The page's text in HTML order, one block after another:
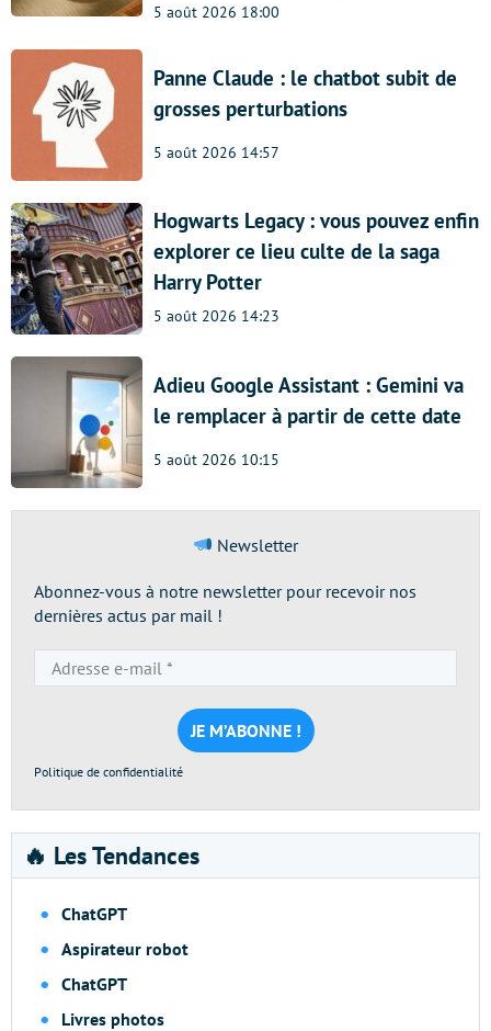
5 août 2026 18:00
Panne Claude : le chatbot subit de
grosses perturbations
5 août 2026 14:57
Hogwarts Legacy : vous pouvez enfin
explorer ce lieu culte de la saga
Harry Potter
5 août 2026 14:23
Adieu Google Assistant : Gemini va
le remplacer à partir de cette date
5 août 2026 10:15
Newsletter
Abonnez-vous à notre newsletter pour recevoir nos
dernières actus par mail !
e-
mail
*
Politique de confidentialité
🔥 Les Tendances
ChatGPT
Aspirateur robot
ChatGPT
Livres photos